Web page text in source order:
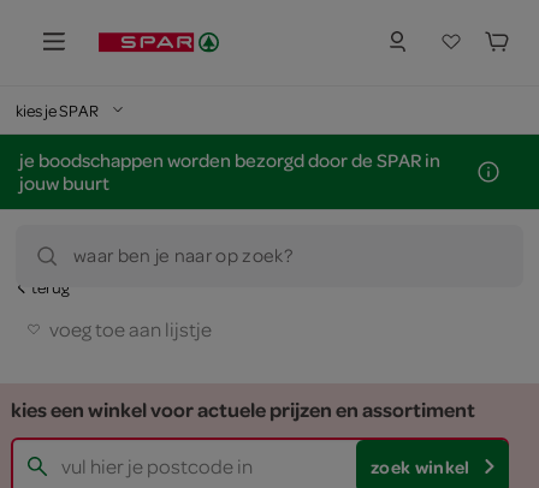
kies je SPAR
je boodschappen worden bezorgd door de SPAR in
jouw buurt
waar ben je naar op zoek?
terug
voeg toe aan lijstje
kies een winkel voor actuele prijzen en assortiment
zoek winkel